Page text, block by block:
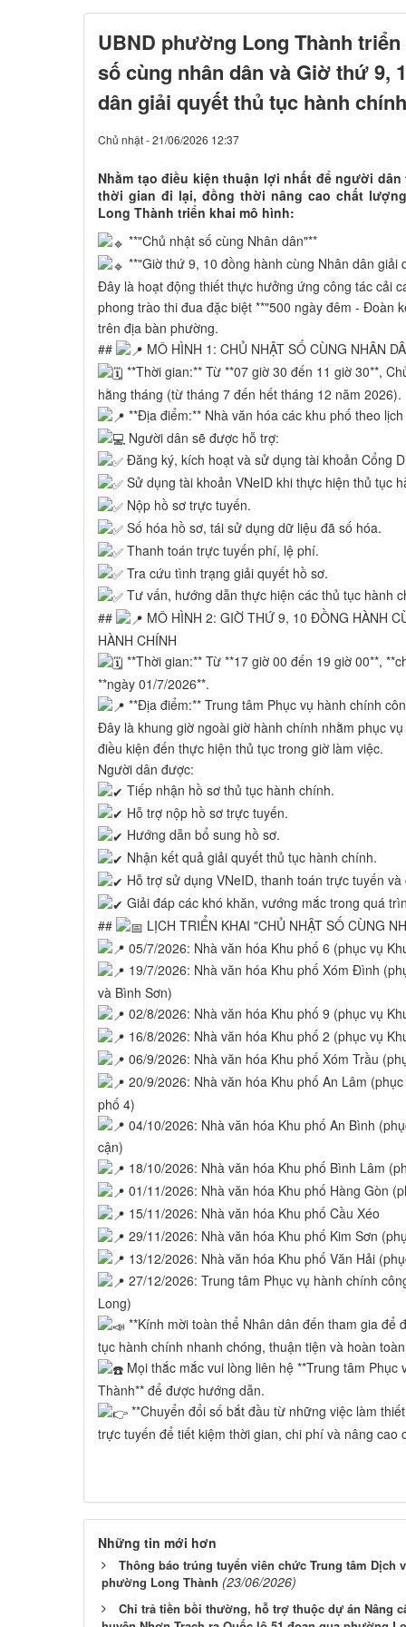
UBND phường Long Thành
số cùng nhân dân và Giờ thứ 9,
dân giải quyết thủ tục hành chính
Chủ nhật - 21/06/2026 12:37
Nhằm tạo điều kiện thuận lợi nhất để người
thời gian đi lại, đồng thời nâng cao chất
Long Thành triển khai mô hình:
**"Chủ nhật số cùng Nhân dân"**
**"Giờ thứ 9, 10 đồng hành cùng Nhân dân giải
Đây là hoạt động thiết thực hưởng ứng công tác cải
phong trào thi đua đặc biệt **"500 ngày đêm - Đoàn
trên địa bàn phường.
##
MÔ HÌNH 1: CHỦ NHẬT SỐ CÙNG NHÂN
**Thời gian:** Từ **07 giờ 30 đến 11 giờ 30**,
hằng tháng (từ tháng 7 đến hết tháng 12 năm 2026).
**Địa điểm:** Nhà văn hóa các khu phố theo
Người dân sẽ được hỗ trợ:
Đăng ký, kích hoạt và sử dụng tài khoản Cổng
Sử dụng tài khoản VNeID khi thực hiện thủ tục
Nộp hồ sơ trực tuyến.
Số hóa hồ sơ, tái sử dụng dữ liệu đã số hóa.
Thanh toán trực tuyến phí, lệ phí.
Tra cứu tình trạng giải quyết hồ sơ.
Tư vấn, hướng dẫn thực hiện các thủ tục hành
##
MÔ HÌNH 2: GIỜ THỨ 9, 10 ĐỒNG HÀNH
HÀNH CHÍNH
**Thời gian:** Từ **17 giờ 00 đến 19 giờ 00**,
**ngày 01/7/2026**.
**Địa điểm:** Trung tâm Phục vụ hành chính
Đây là khung giờ ngoài giờ hành chính nhằm phục
điều kiện đến thực hiện thủ tục trong giờ làm việc.
Người dân được:
Tiếp nhận hồ sơ thủ tục hành chính.
Hỗ trợ nộp hồ sơ trực tuyến.
Hướng dẫn bổ sung hồ sơ.
Nhận kết quả giải quyết thủ tục hành chính.
Hỗ trợ sử dụng VNeID, thanh toán trực tuyến và
Giải đáp các khó khăn, vướng mắc trong quá
##
LỊCH TRIỂN KHAI "CHỦ NHẬT SỐ CÙNG
05/7/2026: Nhà văn hóa Khu phố 6 (phục vụ
19/7/2026: Nhà văn hóa Khu phố Xóm Đình
và Bình Sơn)
02/8/2026: Nhà văn hóa Khu phố 9 (phục vụ
16/8/2026: Nhà văn hóa Khu phố 2 (phục vụ
06/9/2026: Nhà văn hóa Khu phố Xóm Trầu
20/9/2026: Nhà văn hóa Khu phố An Lâm
phố 4)
04/10/2026: Nhà văn hóa Khu phố An Bình
cận)
18/10/2026: Nhà văn hóa Khu phố Bình Lâm
01/11/2026: Nhà văn hóa Khu phố Hàng Gòn
15/11/2026: Nhà văn hóa Khu phố Cầu Xéo
29/11/2026: Nhà văn hóa Khu phố Kim Sơn
13/12/2026: Nhà văn hóa Khu phố Văn Hải
27/12/2026: Trung tâm Phục vụ hành chính
Long)
**Kính mời toàn thể Nhân dân đến tham gia để
tục hành chính nhanh chóng, thuận tiện và hoàn
Mọi thắc mắc vui lòng liên hệ **Trung tâm
Thành** để được hướng dẫn.
**Chuyển đổi số bắt đầu từ những việc làm
trực tuyến để tiết kiệm thời gian, chi phí và nâng cao
Những tin mới hơn
Thông báo trúng tuyển viên chức Trung tâm Dịch
phường Long Thành (23/06/2026)
Chi trả tiền bồi thường, hỗ trợ thuộc dự án Nâng